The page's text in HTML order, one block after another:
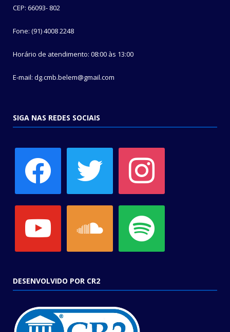
CEP: 66093- 802
Fone: (91) 4008 2248
Horário de atendimento: 08:00 às 13:00
E-mail: dg.cmb.belem@gmail.com
SIGA NAS REDES SOCIAIS
DESENVOLVIDO POR CR2